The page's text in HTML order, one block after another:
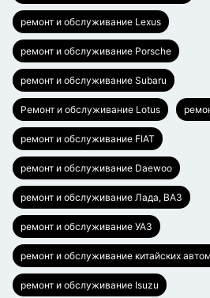
ремонт и обслуживание Lexus
ремонт и обслуживание Porsche
ремонт и обслуживание Subaru
Ремонт и обслуживание Lotus
ремонт и обслуживание FIAT
ремонт и обслуживание Daewoo
ремонт и обслуживание Лада, ВАЗ
ремонт и обслуживание УАЗ
ремонт и обслуживание китайских
ремонт и обслуживание Isuzu